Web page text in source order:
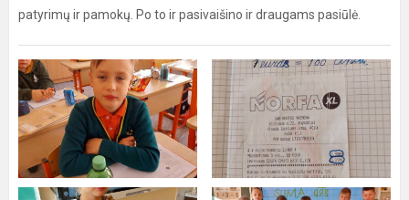
patyrimų ir pamokų. Po to ir pasivaišino ir draugams pasiūlė.